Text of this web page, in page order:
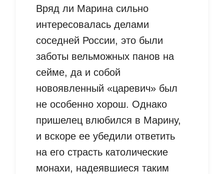
Вряд ли Марина сильно
интересовалась делами
соседней России, это были
заботы вельможных панов на
сейме, да и собой
новоявленный «царевич» был
не особенно хорош. Однако
пришелец влюбился в Марину,
и вскоре ее убедили ответить
на его страсть католические
монахи, надеявшиеся таким